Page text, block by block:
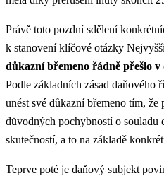
Právě toto pozdní sdělení
k stanovení klíčové otázky
důkazní břemeno řádně přešlo
Podle základních zásad daňového
unést své důkazní břemeno tím, že
důvodných pochybností o souladu
skutečností, a to na základě
Teprve poté je daňový subjekt